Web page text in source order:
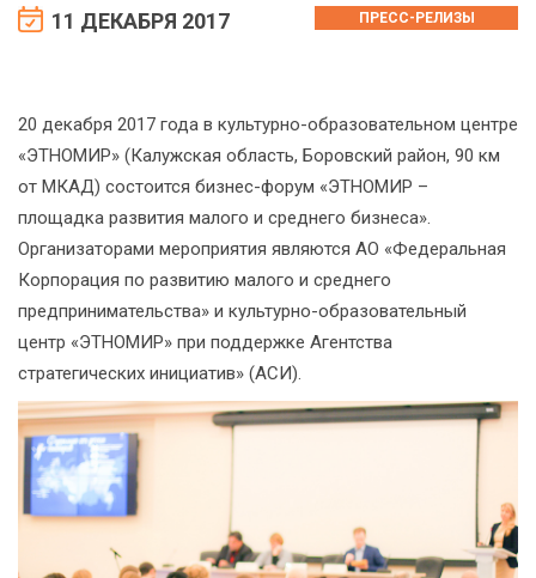
11 ДЕКАБРЯ 2017 ПРЕСС-РЕЛИЗЫ
20 декабря 2017 года в культурно-образовательном центре
«ЭТНОМИР» (Калужская область, Боровский район, 90 км
от МКАД) состоится бизнес-форум «ЭТНОМИР –
площадка развития малого и среднего бизнеса».
Организаторами мероприятия являются АО «Федеральная
Корпорация по развитию малого и среднего
предпринимательства» и культурно-образовательный
центр «ЭТНОМИР» при поддержке Агентства
стратегических инициатив» (АСИ).